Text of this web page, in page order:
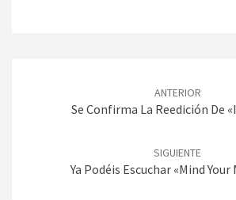
entradas
ANTERIOR
Se Confirma La Reedición De
SIGUIENTE
Ya Podéis Escuchar «Mind Your